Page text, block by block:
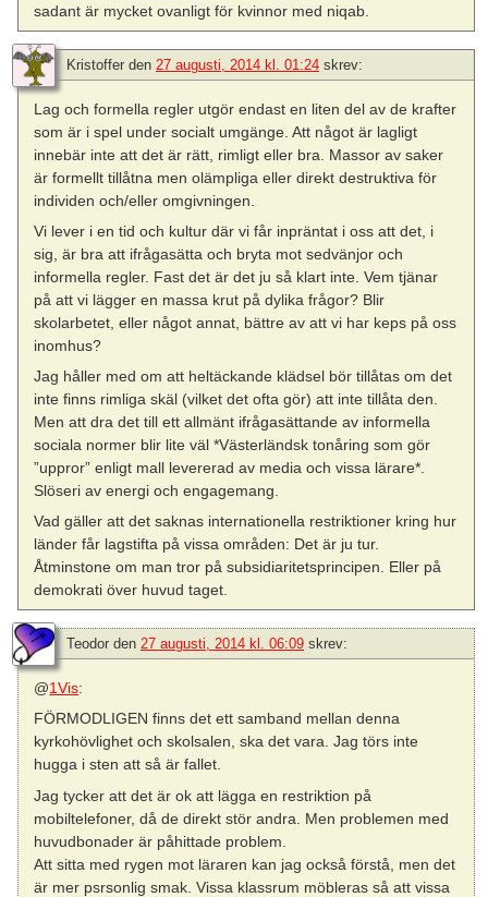
sadant är mycket ovanligt för kvinnor med niqab.
Kristoffer den 27 augusti, 2014 kl. 01:24 skrev:
Lag och formella regler utgör endast en liten del av de krafter
som är i spel under socialt umgänge. Att något är lagligt
innebär inte att det är rätt, rimligt eller bra. Massor av saker
är formellt tillåtna men olämpliga eller direkt destruktiva för
individen och/eller omgivningen.
Vi lever i en tid och kultur där vi får inpräntat i oss att det, i
sig, är bra att ifrågasätta och bryta mot sedvänjor och
informella regler. Fast det är det ju så klart inte. Vem tjänar
på att vi lägger en massa krut på dylika frågor? Blir
skolarbetet, eller något annat, bättre av att vi har keps på oss
inomhus?
Jag håller med om att heltäckande klädsel bör tillåtas om det
inte finns rimliga skäl (vilket det ofta gör) att inte tillåta den.
Men att dra det till ett allmänt ifrågasättande av informella
sociala normer blir lite väl *Västerländsk tonåring som gör
”uppror” enligt mall levererad av media och vissa lärare*.
Slöseri av energi och engagemang.
Vad gäller att det saknas internationella restriktioner kring hur
länder får lagstifta på vissa områden: Det är ju tur.
Åtminstone om man tror på subsidiaritetsprincipen. Eller på
demokrati över huvud taget.
Teodor den 27 augusti, 2014 kl. 06:09 skrev:
@1Vis:
FÖRMODLIGEN finns det ett samband mellan denna
kyrkohövlighet och skolsalen, ska det vara. Jag törs inte
hugga i sten att så är fallet.
Jag tycker att det är ok att lägga en restriktion på
mobiltelefoner, då de direkt stör andra. Men problemen med
huvudbonader är påhittade problem.
Att sitta med rygen mot läraren kan jag också förstå, men det
är mer psrsonlig smak. Vissa klassrum möbleras så att vissa